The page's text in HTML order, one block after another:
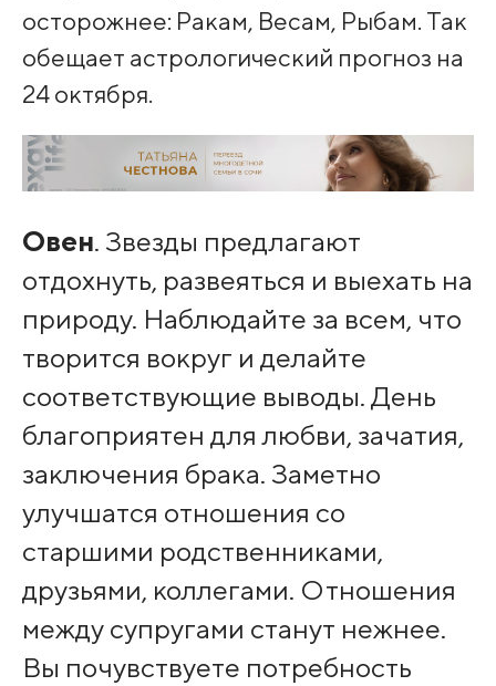
осторожнее: Ракам, Весам, Рыбам. Так
обещает астрологический прогноз на
24 октября.
Овен. Звезды предлагают
отдохнуть, развеяться и выехать на
природу. Наблюдайте за всем, что
творится вокруг и делайте
соответствующие выводы. День
благоприятен для любви, зачатия,
заключения брака. Заметно
улучшатся отношения со
старшими родственниками,
друзьями, коллегами. Отношения
между супругами станут нежнее.
Вы почувствуете потребность